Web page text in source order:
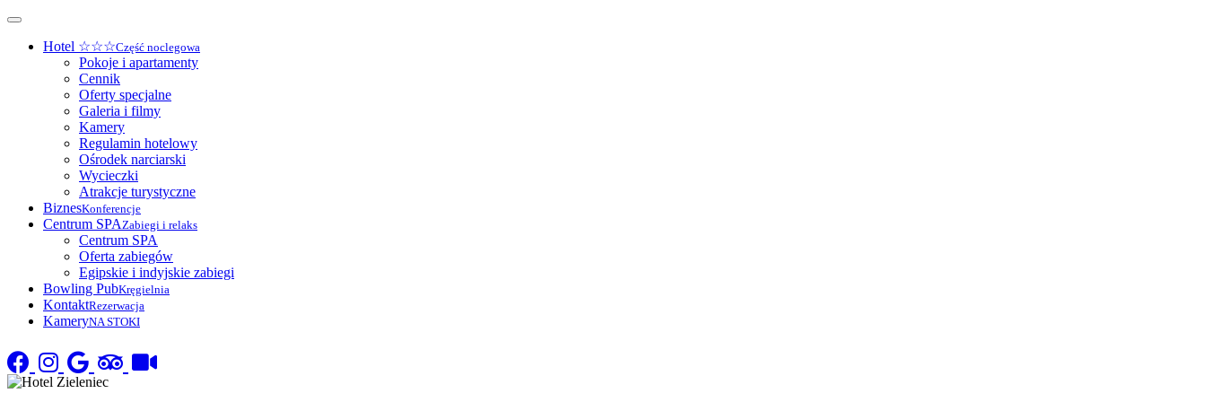
Hotel ☆☆☆Część noclegowa
Pokoje i apartamenty
Cennik
Oferty specjalne
Galeria i filmy
Kamery
Regulamin hotelowy
Ośrodek narciarski
Wycieczki
Atrakcje turystyczne
BiznesKonferencje
Centrum SPAZabiegi i relaks
Centrum SPA
Oferta zabiegów
Egipskie i indyjskie zabiegi
Bowling PubKręgielnia
KontaktRezerwacja
KameryNA STOKI